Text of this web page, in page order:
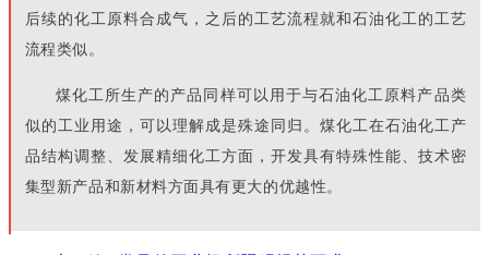
后续的化工原料合成气，之后的工艺流程就和石油化工的工艺
流程类似。
煤化工所生产的产品同样可以用于与石油化工原料产品类
似的工业用途，可以理解成是殊途同归。煤化工在石油化工产
品结构调整、发展精细化工方面，开发具有特殊性能、技术密
集型新产品和新材料方面具有更大的优越性。